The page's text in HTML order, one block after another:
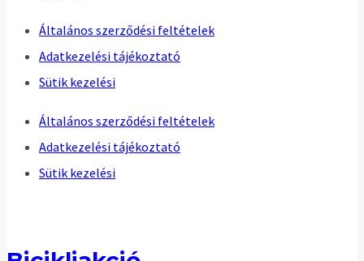
Általános szerződési feltételek
Adatkezelési tájékoztató
Sütik kezelési
Általános szerződési feltételek
Adatkezelési tájékoztató
Sütik kezelési